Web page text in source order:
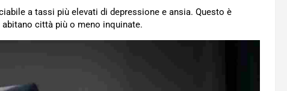
a tassi più elevati di depressione e ansia. Questo è
città più o meno inquinate.